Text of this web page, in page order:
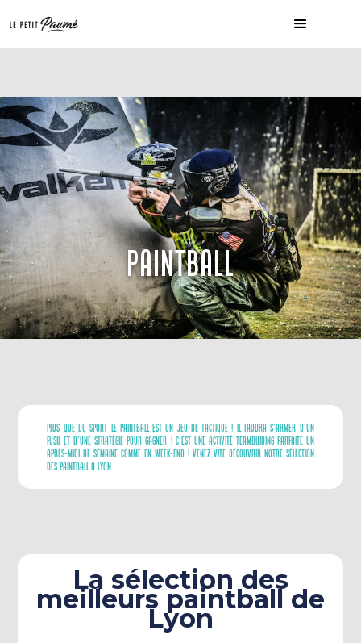
PAINTBALL
Plus Que Du Sport Le Paintball Est Un Jeu De Tactique ! Il Faudra S’armer D’un
Fusil Et D’une Stratégie Pour Gagner ! C’est Une Activité Teambuiding Parfaite Un
Après-Midi De Semaine Comme En Week-End ! Venez Vite Découvrir Notre Sélection
Des Paintball À Lyon.
La sélection des
meilleurs paintball de
Lyon